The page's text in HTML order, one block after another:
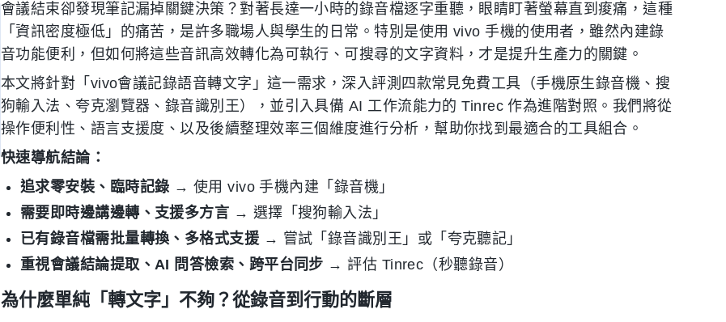
會議結束卻發現筆記漏掉關鍵決策？對著長達一小時的錄音檔逐字重聽，眼睛盯著螢幕直到痠痛，這種
「資訊密度極低」的痛苦，是許多職場人與學生的日常。特別是使用 vivo 手機的使用者，雖然內建錄
音功能便利，但如何將這些音訊高效轉化為可執行、可搜尋的文字資料，才是提升生產力的關鍵。
本文將針對「vivo會議記錄語音轉文字」這一需求，深入評測四款常見免費工具（手機原生錄音機、搜
狗輸入法、夸克瀏覽器、錄音識別王），並引入具備 AI 工作流能力的 Tinrec 作為進階對照。我們將從
操作便利性、語言支援度、以及後續整理效率三個維度進行分析，幫助你找到最適合的工具組合。
快速導航結論：
追求零安裝、臨時記錄 → 使用 vivo 手機內建「錄音機」
需要即時邊講邊轉、支援多方言 → 選擇「搜狗輸入法」
已有錄音檔需批量轉換、多格式支援 → 嘗試「錄音識別王」或「夸克聽記」
重視會議結論提取、AI 問答檢索、跨平台同步 → 評估 Tinrec（秒聽錄音）
為什麼單純「轉文字」不夠？從錄音到行動的斷層